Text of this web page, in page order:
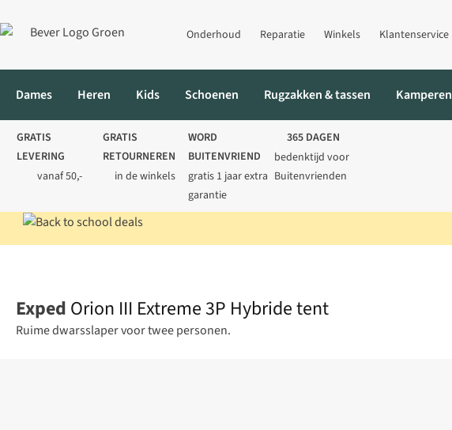
Onderhoud Reparatie Winkels Klantenservice
Dames Heren Kids Schoenen Rugzakken & tassen Kamperen
GRATIS
LEVERING
vanaf 50,-
GRATIS
RETOURNEREN
in de winkels
WORD
BUITENVRIEND
gratis 1 jaar extra
garantie
365 DAGEN
bedenktijd voor
Buitenvrienden
Exped Orion III Extreme 3P Hybride tent
Ruime dwarsslaper voor twee personen.